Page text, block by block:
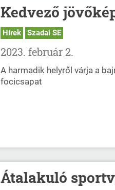
Kedvező
Hírek Szadai SE
2023. február 2.
A harmadik helyről várja a
focicsapat
Átalakuló